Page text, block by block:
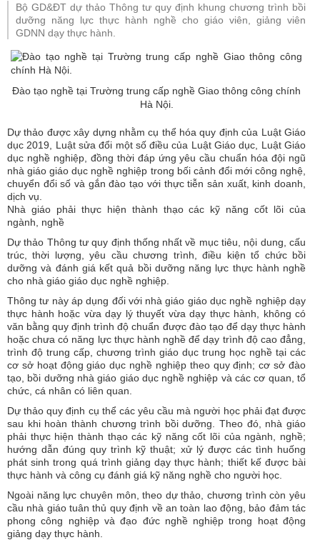
Bộ GD&ĐT dự thảo Thông tư quy định khung chương trình bồi
dưỡng năng lực thực hành nghề cho giáo viên, giảng viên
GDNN dạy thực hành.
Đào tạo nghề tại Trường trung cấp nghề Giao thông công chính
Hà Nội.
Dự thảo được xây dựng nhằm cụ thể hóa quy định của Luật Giáo
dục 2019, Luật sửa đổi một số điều của Luật Giáo dục, Luật Giáo
dục nghề nghiệp, đồng thời đáp ứng yêu cầu chuẩn hóa đội ngũ
nhà giáo giáo dục nghề nghiệp trong bối cảnh đổi mới công nghệ,
chuyển đổi số và gắn đào tạo với thực tiễn sản xuất, kinh doanh,
dịch vụ.
Nhà giáo phải thực hiện thành thạo các kỹ năng cốt lõi của
ngành, nghề
Dự thảo Thông tư quy định thống nhất về mục tiêu, nội dung, cấu
trúc, thời lượng, yêu cầu chương trình, điều kiện tổ chức bồi
dưỡng và đánh giá kết quả bồi dưỡng năng lực thực hành nghề
cho nhà giáo giáo dục nghề nghiệp.
Thông tư này áp dụng đối với nhà giáo giáo dục nghề nghiệp dạy
thực hành hoặc vừa dạy lý thuyết vừa dạy thực hành, không có
văn bằng quy định trình độ chuẩn được đào tạo để dạy thực hành
hoặc chưa có năng lực thực hành nghề để dạy trình độ cao đẳng,
trình độ trung cấp, chương trình giáo dục trung học nghề tại các
cơ sở hoạt động giáo dục nghề nghiệp theo quy định; cơ sở đào
tạo, bồi dưỡng nhà giáo giáo dục nghề nghiệp và các cơ quan, tổ
chức, cá nhân có liên quan.
Dự thảo quy định cụ thể các yêu cầu mà người học phải đạt được
sau khi hoàn thành chương trình bồi dưỡng. Theo đó, nhà giáo
phải thực hiện thành thạo các kỹ năng cốt lõi của ngành, nghề;
hướng dẫn đúng quy trình kỹ thuật; xử lý được các tình huống
phát sinh trong quá trình giảng dạy thực hành; thiết kế được bài
thực hành và công cụ đánh giá kỹ năng nghề cho người học.
Ngoài năng lực chuyên môn, theo dự thảo, chương trình còn yêu
cầu nhà giáo tuân thủ quy định về an toàn lao động, bảo đảm tác
phong công nghiệp và đạo đức nghề nghiệp trong hoạt động
giảng dạy thực hành.